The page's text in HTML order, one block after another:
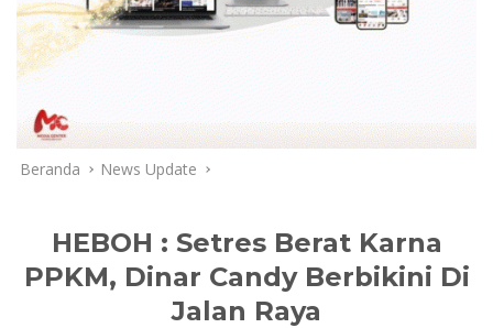
Beranda News Update
HEBOH : Setres Berat Karna
PPKM, Dinar Candy Berbikini Di
Jalan Raya